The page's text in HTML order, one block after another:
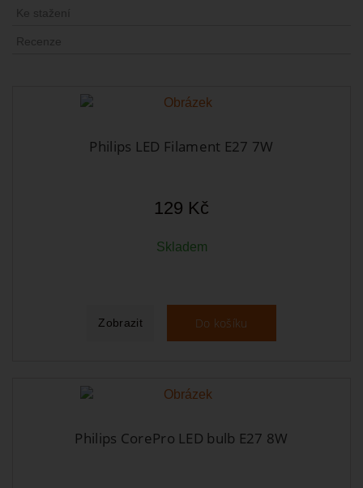
Ke stažení
Recenze
Philips LED Filament E27 7W
129 Kč
Skladem
Zobrazit Do košíku
Philips CorePro LED bulb E27 8W